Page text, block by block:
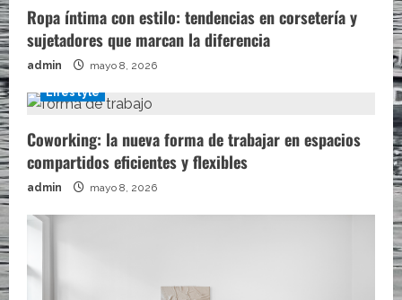
Ropa íntima con estilo: tendencias en corsetería y
sujetadores que marcan la diferencia
admin mayo 8, 2026
Lifestyle
Coworking: la nueva forma de trabajar en espacios
compartidos eficientes y flexibles
admin mayo 8, 2026